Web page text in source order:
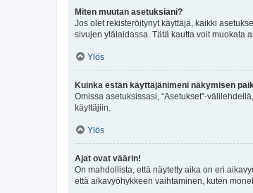
Miten muutan asetuksiani?
Jos olet rekisteröitynyt käyttäjä, kaikki
sivujen ylälaidassa. Tätä kautta voit muokata
Ylös
Kuinka estän käyttäjänimeni näkymisen
Omissa asetuksissasi, “Asetukset”-
käyttäjiin.
Ylös
Ajat ovat väärin!
On mahdollista, että näytetty aika on eri
että aikavyöhykkeen vaihtaminen, kuten